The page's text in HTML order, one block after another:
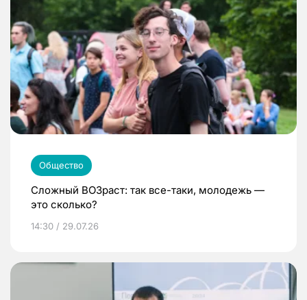
Общество
Сложный ВОЗраст: так все-таки, молодежь —
это сколько?
14:30 / 29.07.26